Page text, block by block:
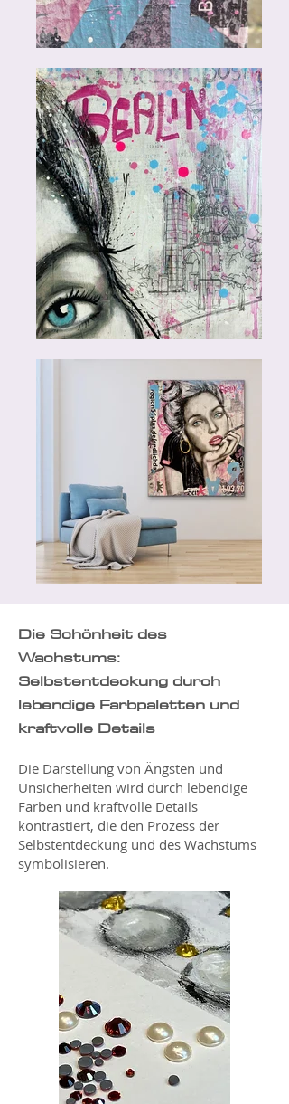
Die Schönheit des
Wachstums:
Selbstentdeckung durch
lebendige Farbpaletten und
kraftvolle Details
Die Darstellung von Ängsten und
Unsicherheiten wird durch lebendige
Farben und kraftvolle Details
kontrastiert, die den Prozess der
Selbstentdeckung und des Wachstums
symbolisieren.